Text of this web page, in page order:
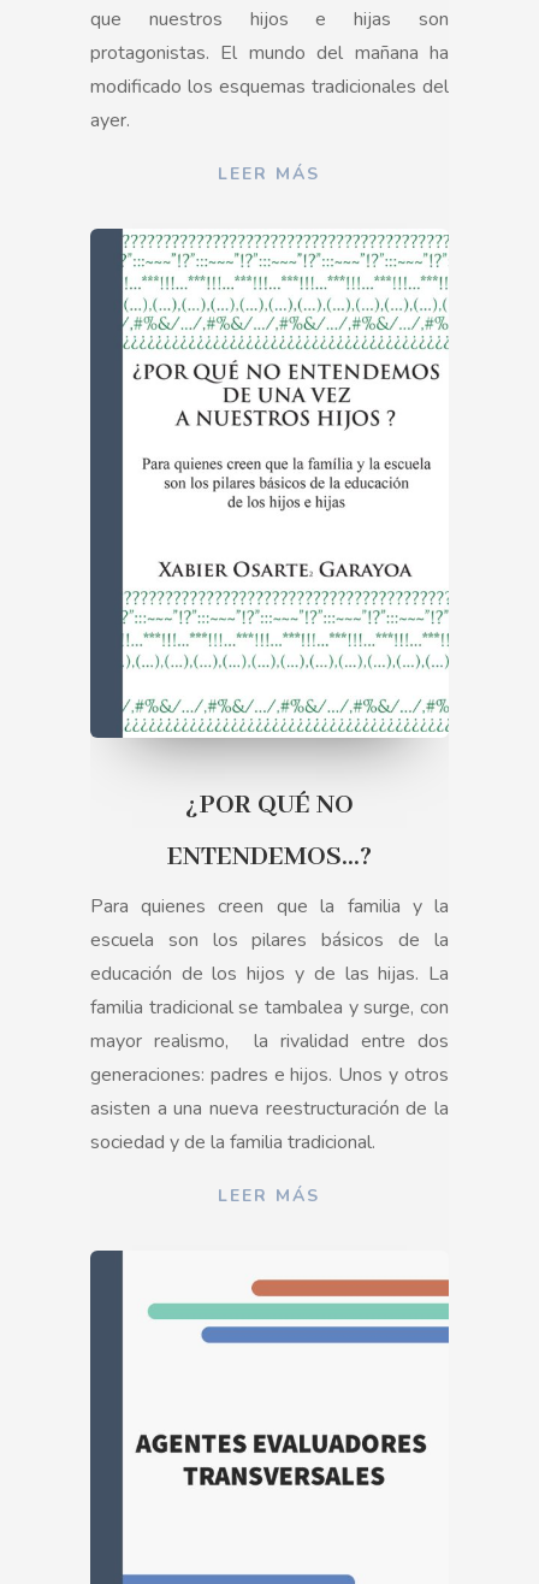
que nuestros hijos e hijas son
protagonistas. El mundo del mañana ha
modificado los esquemas tradicionales del
ayer.
LEER MÁS
¿POR QUÉ NO
ENTENDEMOS...?
Para quienes creen que la familia y la
escuela son los pilares básicos de la
educación de los hijos y de las hijas. La
familia tradicional se tambalea y surge, con
mayor realismo,
la rivalidad entre dos
generaciones: padres e hijos. Unos y otros
asisten a una nueva reestructuración de la
sociedad y de la familia tradicional.
LEER MÁS